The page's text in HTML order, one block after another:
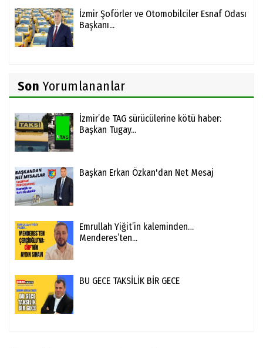
İzmir Şoförler ve Otomobilciler Esnaf Odası
Başkanı...
Son Yorumlananlar
İzmir’de TAG sürücülerine kötü haber:
Başkan Tugay...
Başkan Erkan Özkan'dan Net Mesaj
Emrullah Yiğit’in kaleminden…
Menderes’ten...
BU GECE TAKSİLİK BİR GECE